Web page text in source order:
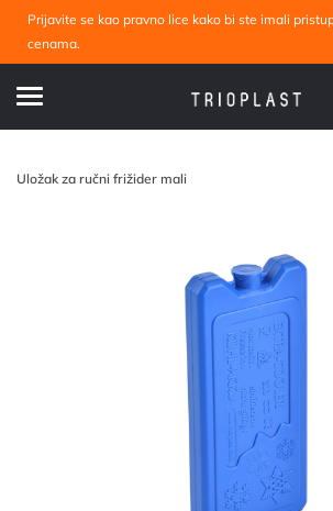
Prijavite se kao pravno lice kako bi ste imali
cenama.
Uložak za ručni frižider mali